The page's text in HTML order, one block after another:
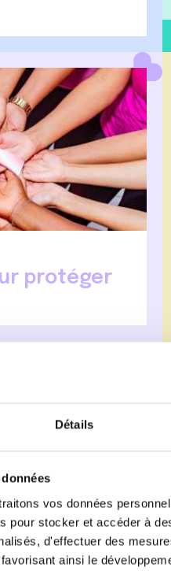
Détails
vos données
pour stocker et accéder à
d'effectuer des
ainsi le
protéger
vie ou nos
pourraient être
éduquer et
chances de se